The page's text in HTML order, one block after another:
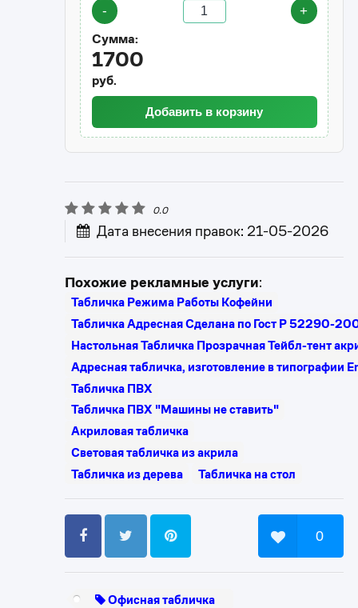
-
+
Сумма:
1700
руб.
Добавить в корзину
0.0
Дата внесения правок: 21-05-2026
Похожие рекламные услуги:
Табличка Режима Работы Кофейни
Табличка Адресная Сделана по Гост Р 52290-
Настольная Табличка Прозрачная Тейбл-тент
Адресная табличка, изготовление в типографии
Табличка ПВХ
Табличка ПВХ "Машины не ставить"
Акриловая табличка
Световая табличка из акрила
Табличка из дерева
Табличка на стол
0
Офисная табличка